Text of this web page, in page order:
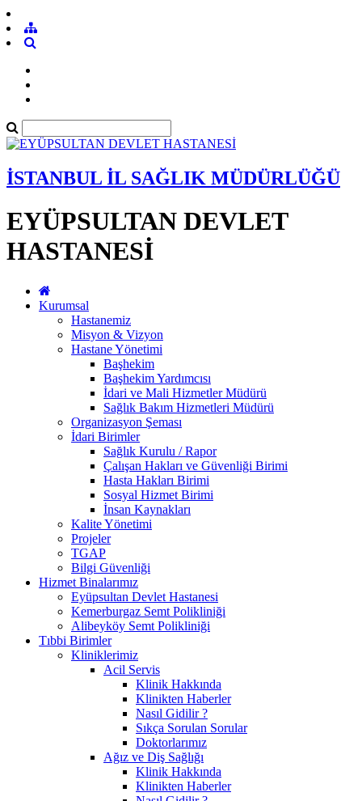
İSTANBUL İL SAĞLIK MÜDÜRLÜĞÜ
EYÜPSULTAN DEVLET
HASTANESİ
Kurumsal
Hastanemiz
Misyon & Vizyon
Hastane Yönetimi
Başhekim
Başhekim Yardımcısı
İdari ve Mali Hizmetler Müdürü
Sağlık Bakım Hizmetleri Müdürü
Organizasyon Şeması
İdari Birimler
Sağlık Kurulu / Rapor
Çalışan Hakları ve Güvenliği Birimi
Hasta Hakları Birimi
Sosyal Hizmet Birimi
İnsan Kaynakları
Kalite Yönetimi
Projeler
TGAP
Bilgi Güvenliği
Hizmet Binalarımız
Eyüpsultan Devlet Hastanesi
Kemerburgaz Semt Polikliniği
Alibeyköy Semt Polikliniği
Tıbbi Birimler
Kliniklerimiz
Acil Servis
Klinik Hakkında
Klinikten Haberler
Nasıl Gidilir ?
Sıkça Sorulan Sorular
Doktorlarımız
Ağız ve Diş Sağlığı
Klinik Hakkında
Klinikten Haberler